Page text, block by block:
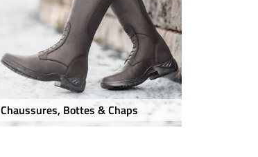
Chaussures, Bottes & Chaps